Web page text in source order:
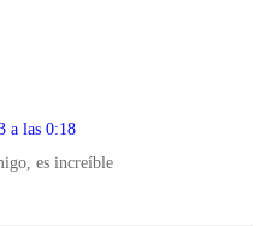
a las 0:18
es increíble